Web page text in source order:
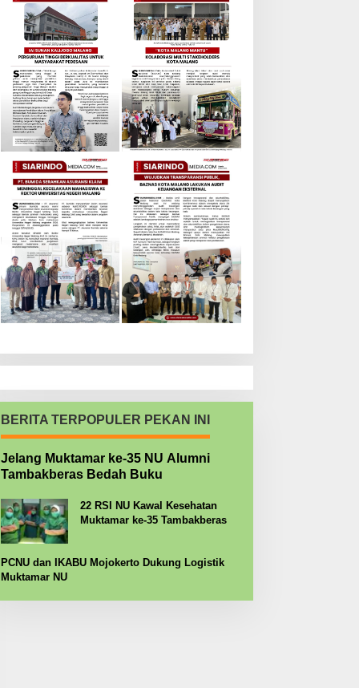
BERITA TERPOPULER PEKAN INI
Jelang Muktamar ke-35 NU Alumni
Tambakberas Bedah Buku
22 RSI NU Kawal Kesehatan
Muktamar ke-35 Tambakberas
PCNU dan IKABU Mojokerto Dukung Logistik
Muktamar NU